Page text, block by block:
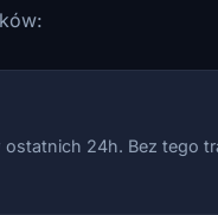
24h. Bez tego